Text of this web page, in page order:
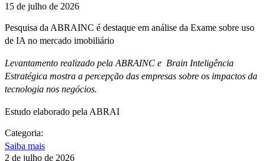
15 de julho de 2026
Pesquisa da ABRAINC é destaque em análise da Exame sobre uso
de IA no mercado imobiliário
Levantamento realizado pela ABRAINC e Brain Inteligência
Estratégica mostra a percepção das empresas sobre os impactos da
tecnologia nos negócios.
Estudo elaborado pela ABRAI
Categoria:
Saiba mais
2 de julho de 2026